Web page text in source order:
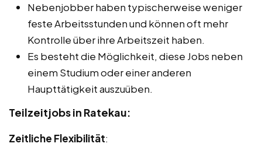
Nebenjobber haben typischerweise weniger
feste Arbeitsstunden und können oft mehr
Kontrolle über ihre Arbeitszeit haben.
Es besteht die Möglichkeit, diese Jobs neben
einem Studium oder einer anderen
Haupttätigkeit auszuüben.
Teilzeitjobs in Ratekau:
Zeitliche Flexibilität: